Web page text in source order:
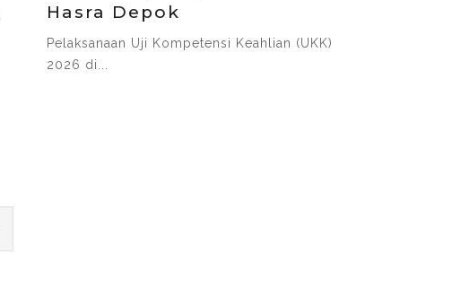
Hasra Depok
Pelaksanaan Uji Kompetensi Keahlian (UKK)
2026 di...